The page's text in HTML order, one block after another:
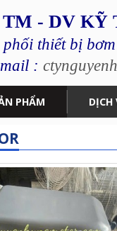
TM - DV KỸ
thiết bị
:
PHẨM DỊCH